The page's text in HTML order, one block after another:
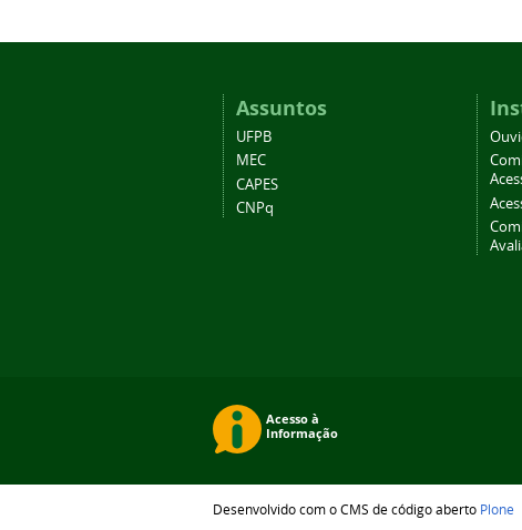
Assuntos
UFPB
MEC
CAPES
CNPq
Desenvolvido com o CMS de código aberto Plone